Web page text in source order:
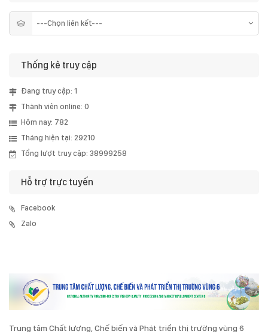
Thống kê truy cập
Đang truy cập: 1
Thành viên online: 0
Hôm nay: 782
Tháng hiện tại: 29210
Tổng lượt truy cập: 38999258
Hỗ trợ trực tuyến
Facebook
Zalo
Trung tâm Chất lượng, Chế biến và Phát triển thị trường vùng 6